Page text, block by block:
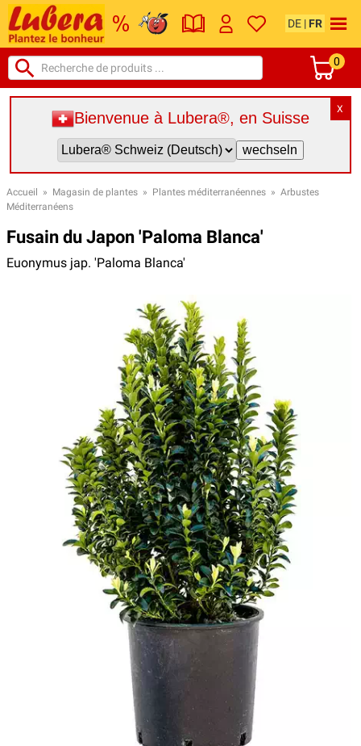
DE | FR
0
X
Bienvenue à Lubera®, en Suisse
Accueil » Magasin de plantes » Plantes méditerranéennes » Arbustes
Méditerranéens
Fusain du Japon 'Paloma Blanca'
Euonymus jap. 'Paloma Blanca'